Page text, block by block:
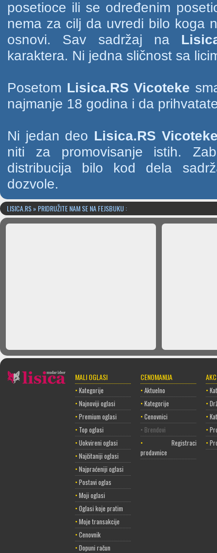
posetioce ili se određenim
nema za cilj da uvredi bilo koga
osnovi. Sav sadržaj na
karaktera. Ni jedna sličnost sa
Posetom Lisica.RS Vicoteke
najmanje 18 godina i da
Ni jedan deo Lisica.RS
niti za promovisanje istih.
distribucija bilo kod dela
dozvole.
LISICA.RS » PRIDRUŽITE NAM SE NA FEJSBUKU :
MALI OGLASI
• Kategorije
• Najnoviji oglasi
• Premium oglasi
• Top oglasi
• Uokvireni oglasi
• Najčitaniji oglasi
• Najpraćeniji oglasi
• Postavi oglas
• Moji oglasi
• Oglasi koje pratim
• Moje transakcije
• Cenovnik
• Dopuni račun
CENOMANIJA
• Aktuelno
• Kategorije
• Cenovnici
• Brendovi
• Registracija
prodavnice
•
•
•
•
•